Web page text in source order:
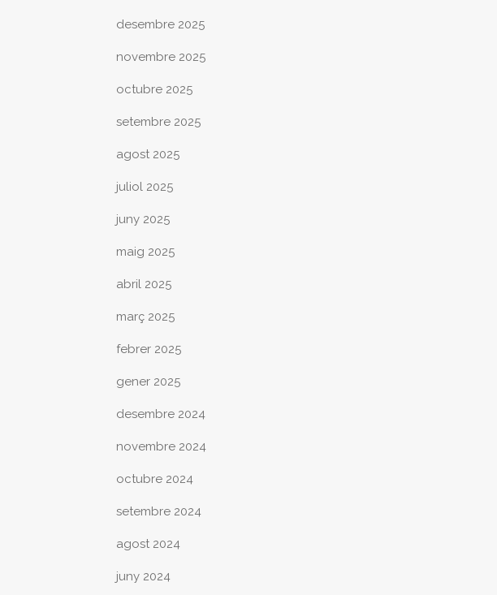
desembre 2025
novembre 2025
octubre 2025
setembre 2025
agost 2025
juliol 2025
juny 2025
maig 2025
abril 2025
març 2025
febrer 2025
gener 2025
desembre 2024
novembre 2024
octubre 2024
setembre 2024
agost 2024
juny 2024